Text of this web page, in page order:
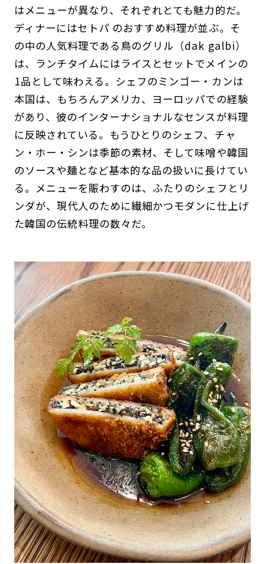
はメニューが異なり、それぞれとても魅力的だ。
ディナーにはセトパ のおすすめ料理が並ぶ。そ
の中の人気料理である鳥のグリル（dak galbi）
は、ランチタイムにはライスとセットでメインの
1品として味わえる。シェフのミンゴー・カンは
本国は、もちろんアメリカ、ヨーロッパでの経験
があり、彼のインターナショナルなセンスが料理
に反映されている。もうひとりのシェフ、チャ
ン・ホー・シンは季節の素材、そして味噌や韓国
のソースや麺となど基本的な品の扱いに長けてい
る。メニューを賑わすのは、ふたりのシェフとリ
ンダが、現代人のために繊細かつモダンに仕上げ
た韓国の伝統料理の数々だ。